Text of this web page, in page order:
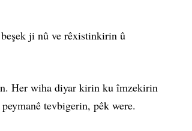
ji nû ve rêxistinkirin û
Her wiha diyar kirin ku îmzekirin
tevbigerin, pêk were.